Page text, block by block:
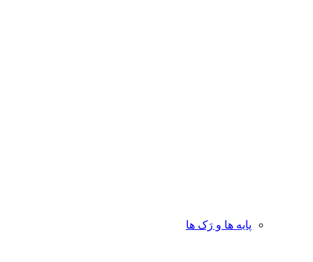
پایه ها و رَک ها